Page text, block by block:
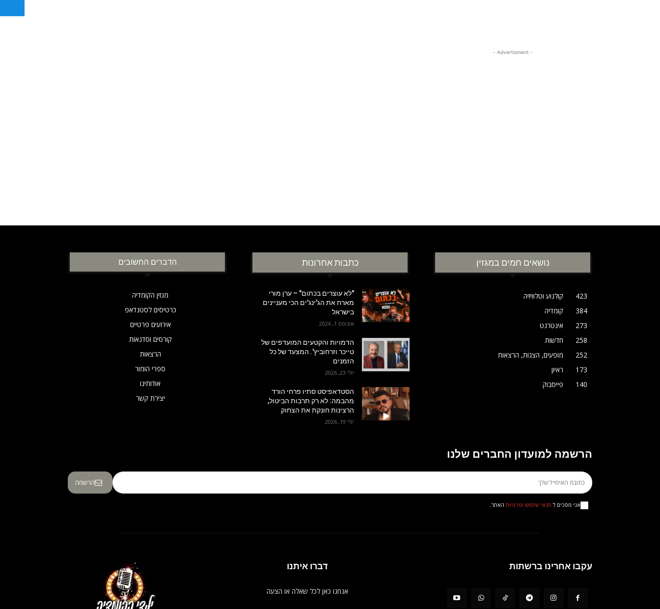
- Advertisment -
הדברים החשובים
מגזין הקומדיה
כרטיסים לסטנדאפ
אירועים פרטיים
קורסים וסדנאות
הרצאות
ספרי הומור
אודותינו
יצירת קשר
כתבות אחרונות
"לא עוצרים בכתום" – ערן מורי
מארח את הג'ינג'ים הכי מעניינים
בישראל
אוגוסט 1, 2026
הדמויות והקטעים המועדפים של
טייכר וזרחוביץ'. המצעד של כל
הזמנים
יולי 23, 2026
הסטדאפיסט סתיו פרחי הורד
מהבמה: לא רק תרבות הביטול,
הרצינות חונקת את הצחוק
יולי 19, 2026
נושאים חמים במגזין
קולנוע וטלוויזיה
423
קומדיה
384
אינטרנט
273
חדשות
258
מופעים, הצגות, הרצאות
252
ראיון
173
פייסבוק
140
הרשמה למועדון החברים שלנו
הרשמה
אני מסכים ל תנאי שימוש ופרטיותהאתר.
דברו איתנו
אנחנו כאן לכל שאלה או הצעה
עקבו אחרינו ברשתות